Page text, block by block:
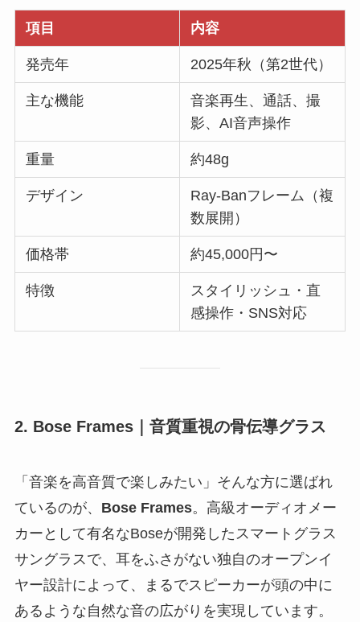
項目 内容
発売年 2025年秋（第2世代）
主な機能
音楽再生、通話、撮
影、AI音声操作
重量 約48g
デザイン
Ray-Banフレーム（複
数展開）
価格帯 約45,000円〜
特徴
スタイリッシュ・直
感操作・SNS対応
2. Bose Frames｜音質重視の骨伝導グラス
「音楽を高音質で楽しみたい」そんな方に選ばれ
ているのが、 Bose Frames。高級オーディオメー
カーとして有名なBoseが開発したスマートグラス
サングラスで、耳をふさがない独自のオープンイ
ヤー設計によって、まるでスピーカーが頭の中に
あるような自然な音の広がりを実現しています。